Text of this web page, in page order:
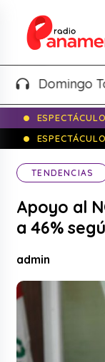
Domingo
TENDENCIAS
Apoyo al
a 46%
admin